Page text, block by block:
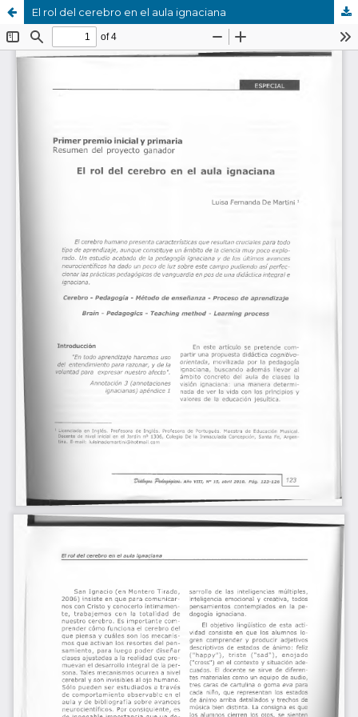
El rol del cerebro en el aula ignaciana